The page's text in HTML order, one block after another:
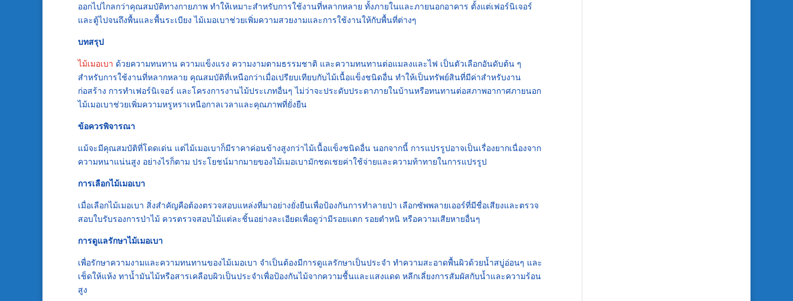
ออกไปไกลกว่าคุณสมบัติทางกายภาพ ทำให้เหมาะสำหรับการใช้งานที่หลากหลาย ทั้งภายในและภายนอกอาคาร ตั้งแต่เฟอร์นิเจอร์
และตู้ไปจนถึงพื้นและพื้นระเบียง ไม้เมอเบาช่วยเพิ่มความสวยงามและการใช้งานให้กับพื้นที่ต่างๆ
บทสรุป
ไม้เมอเบา ด้วยความทนทาน ความแข็งแรง ความงามตามธรรมชาติ และความทนทานต่อแมลงและไฟ เป็นตัวเลือกอันดับต้น ๆ
สำหรับการใช้งานที่หลากหลาย คุณสมบัติที่เหนือกว่าเมื่อเปรียบเทียบกับไม้เนื้อแข็งชนิดอื่น ทำให้เป็นทรัพย์สินที่มีค่าสำหรับงาน
ก่อสร้าง การทำเฟอร์นิเจอร์ และโครงการงานไม้ประเภทอื่นๆ ไม่ว่าจะประดับประดาภายในบ้านหรือทนทานต่อสภาพอากาศภายนอก
ไม้เมอเบาช่วยเพิ่มความหรูหราเหนือกาลเวลาและคุณภาพที่ยั่งยืน
ข้อควรพิจารณา
แม้จะมีคุณสมบัติที่โดดเด่น แต่ไม้เมอเบาก็มีราคาค่อนข้างสูงกว่าไม้เนื้อแข็งชนิดอื่น นอกจากนี้ การแปรรูปอาจเป็นเรื่องยากเนื่องจาก
ความหนาแน่นสูง อย่างไรก็ตาม ประโยชน์มากมายของไม้เมอเบามักชดเชยค่าใช้จ่ายและความท้าทายในการแปรรูป
การเลือกไม้เมอเบา
เมื่อเลือกไม้เมอเบา สิ่งสำคัญคือต้องตรวจสอบแหล่งที่มาอย่างยั่งยืนเพื่อป้องกันการทำลายป่า เลือกซัพพลายเออร์ที่มีชื่อเสียงและตรวจ
สอบใบรับรองการป่าไม้ ควรตรวจสอบไม้แต่ละชิ้นอย่างละเอียดเพื่อดูว่ามีรอยแตก รอยตำหนิ หรือความเสียหายอื่นๆ
การดูแลรักษาไม้เมอเบา
เพื่อรักษาความงามและความทนทานของไม้เมอเบา จำเป็นต้องมีการดูแลรักษาเป็นประจำ ทำความสะอาดพื้นผิวด้วยน้ำสบู่อ่อนๆ และ
เช็ดให้แห้ง ทาน้ำมันไม้หรือสารเคลือบผิวเป็นประจำเพื่อป้องกันไม้จากความชื้นและแสงแดด หลีกเลี่ยงการสัมผัสกับน้ำและความร้อน
สูง